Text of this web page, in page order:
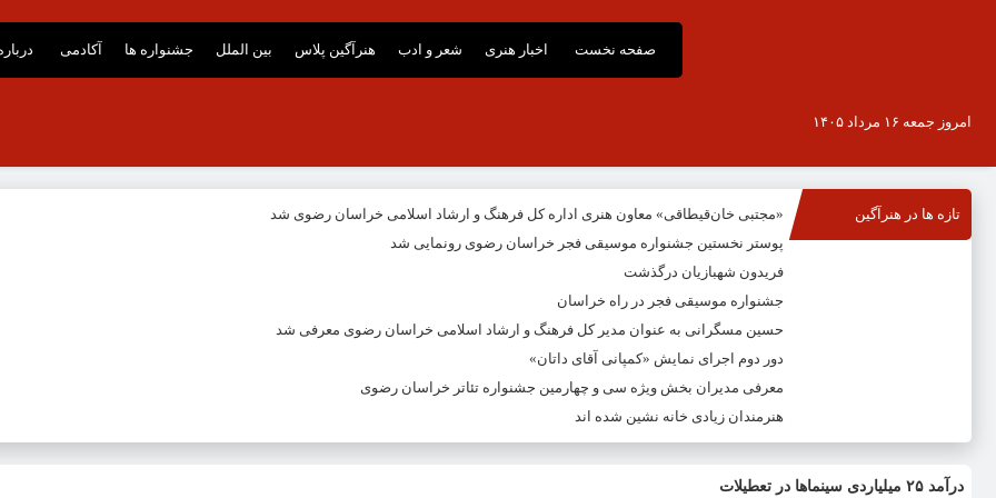
صفحه نخست اخبار هنری شعر و ادب هنرآگین پلاس بین الملل جشنواره ها آکادمی
امروز جمعه ۱۶ مرداد ۱۴۰۵
تازه ها در هنرآگین
«مجتبی خان‌قیطاقی» معاون هنری اداره کل فرهنگ و ارشاد اسلامی خراسان رضوی شد
پوستر نخستین جشنواره موسیقی فجر خراسان رضوی رونمایی شد
فریدون شهبازیان درگذشت
جشنواره موسیقی فجر در راه خراسان
حسین مسگرانی به عنوان مدیر کل فرهنگ و ارشاد اسلامی خراسان رضوی معرفی شد
دور دوم اجرای نمایش «کمپانی آقای داتان»
معرفی مدیران بخش ویژه سی و چهارمین جشنواره تئاتر خراسان رضوی
هنرمندان زیادی خانه نشین شده اند
درآمد ۲۵ میلیاردی سینماها در تعطیلات